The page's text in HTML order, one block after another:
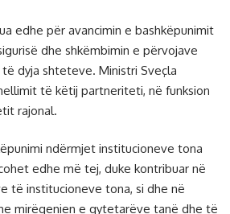
edhe për avancimin e bashkëpunimit
dhe shkëmbimin e përvojave
dyja shteteve. Ministri Sveçla
të këtij partneriteti, në funksion
rajonal.
ndërmjet institucioneve tona
edhe më tej, duke kontribuar në
të institucioneve tona, si dhe në
mirëqenien e qytetarëve tanë dhe të